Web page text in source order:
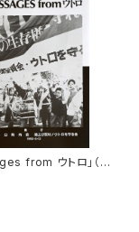
from ウトロ」（ウ
地上げ反対！ウトロ
年）